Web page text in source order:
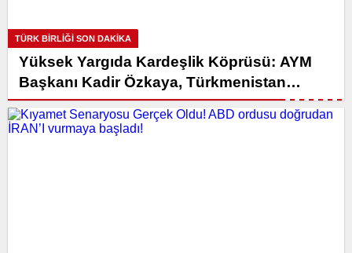
TÜRK BIRLIĞI SON DAKİKA
Yüksek Yargıda Kardeşlik Köprüsü: AYM
Başkanı Kadir Özkaya, Türkmenistan
Heyetini Kabul Ettti!